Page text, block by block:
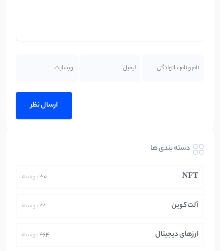
دسته بندی ها
NFT
30نوشته
آلت کوین 22نوشته
ارزهای دیجیتال 464نوشته